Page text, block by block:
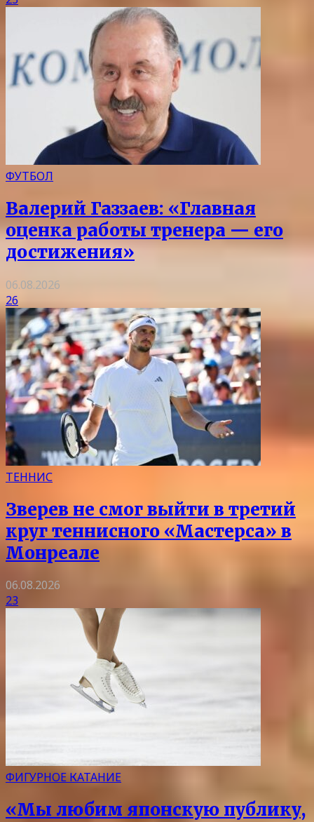
ФУТБОЛ
Валерий Газзаев: «Главная
оценка работы тренера — его
достижения»
06.08.2026
26
ТЕННИС
Зверев не смог выйти в третий
круг теннисного «Мастерса» в
Монреале
06.08.2026
23
ФИГУРНОЕ КАТАНИЕ
«Мы любим японскую публику,